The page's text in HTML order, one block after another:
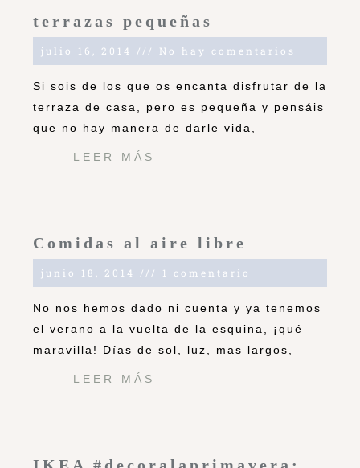
terrazas pequeñas
julio 16, 2014 No hay comentarios
Si sois de los que os encanta disfrutar de la
terraza de casa, pero es pequeña y pensáis
que no hay manera de darle vida,
LEER MÁS
Comidas al aire libre
junio 18, 2014 1 comentario
No nos hemos dado ni cuenta y ya tenemos
el verano a la vuelta de la esquina, ¡qué
maravilla! Días de sol, luz, mas largos,
LEER MÁS